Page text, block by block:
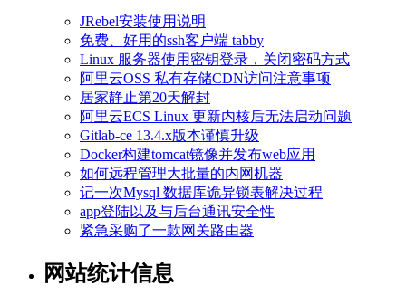
JRebel安装使用说明
免费、好用的ssh客户端 tabby
Linux 服务器使用密钥登录，关闭密码方式
阿里云OSS 私有存储CDN访问注意事项
居家静止第20天解封
阿里云ECS Linux 更新内核后无法启动问题
Gitlab-ce 13.4.x版本谨慎升级
Docker构建tomcat镜像并发布web应用
如何远程管理大批量的内网机器
记一次Mysql 数据库诡异锁表解决过程
app登陆以及与后台通讯安全性
紧急采购了一款网关路由器
网站统计信息